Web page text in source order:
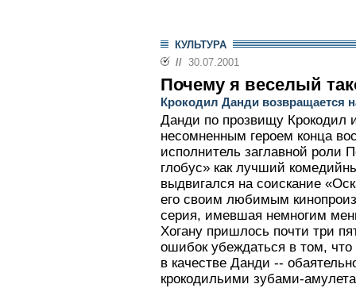
КУЛЬТУРА
// 30.07.2001
Почему я веселый
Крокодил Данди возвращается
Данди по прозвищу Крокодил
несомненным героем конца
исполнитель заглавной роли
глобус» как лучший
выдвигался на соискание
его своим любимым
серия, имевшая немногим
Хогану пришлось почти три
ошибок убеждаться в том, что
в качестве Данди --
крокодильими зубами-